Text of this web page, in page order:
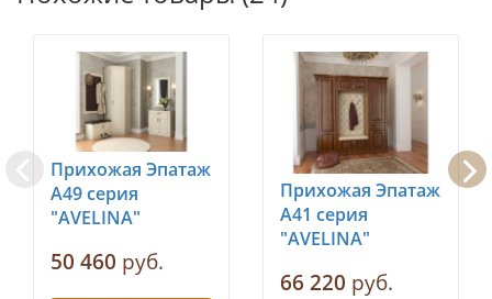
Прихожая Эпатаж
А49 серия
"AVELINA"
50 460 руб.
Прихожая Эпатаж
А41 серия
"AVELINA"
66 220 руб.